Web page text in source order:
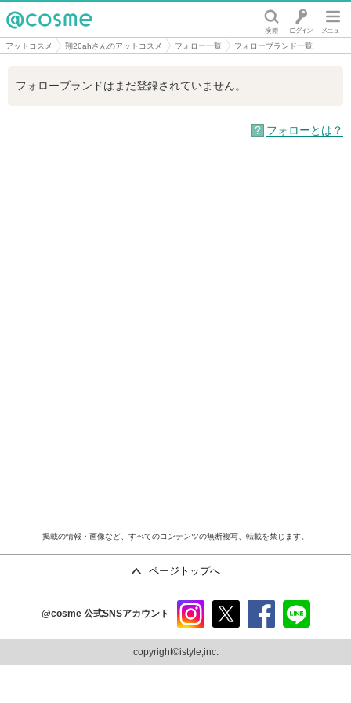
@cosme
アットコスメ 翔20ahさんのアットコスメ フォロー一覧 フォローブランド一覧
フォローブランドはまだ登録されていません。
フォローとは？
掲載の情報・画像など、すべてのコンテンツの無断複写、転載を禁じます。
ページトップへ
@cosme 公式SNSアカウント
ram
copyright©istyle,inc.